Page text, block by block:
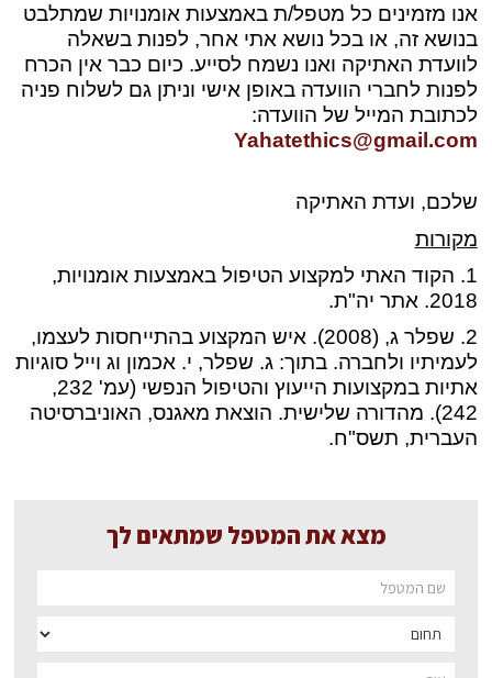
אנו מזמינים כל מטפל/ת באמצעות אומנויות שמתלבט
בנושא זה, או בכל נושא אתי אחר, לפנות בשאלה
לוועדת האתיקה ואנו נשמח לסייע. כיום כבר אין הכרח
לפנות לחברי הוועדה באופן אישי וניתן גם לשלוח פניה
לכתובת המייל של הוועדה:
Yahatethics@gmail.com
שלכם, ועדת האתיקה
מקורות
1. הקוד האתי למקצוע הטיפול באמצעות אומנויות,
2018. אתר יה"ת.
2. שפלר ג, (2008). איש המקצוע בהתייחסות לעצמו,
לעמיתיו ולחברה. בתוך: ג. שפלר, י. אכמון וג וייל סוגיות
אתיות במקצועות הייעוץ והטיפול הנפשי (עמ' 232,
242). מהדורה שלישית. הוצאת מאגנס, האוניברסיטה
העברית, תשס"ח.
מצא את המטפל שמתאים לך